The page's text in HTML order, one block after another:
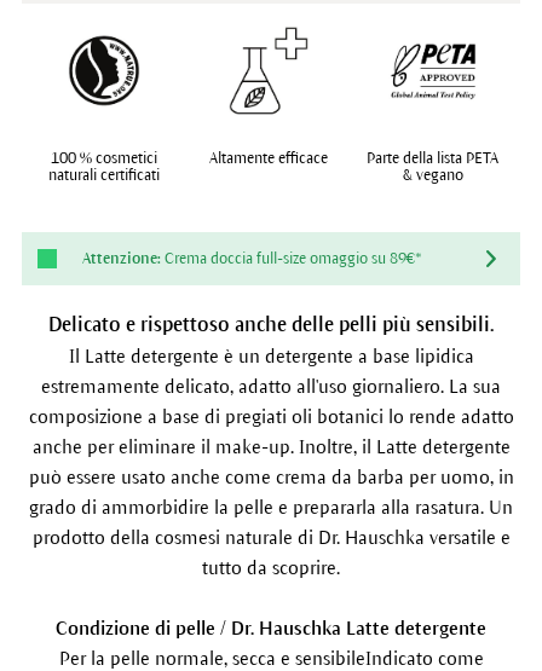
Delicato e rispettoso anche delle pelli più sensibili.
Il Latte detergente è un detergente a base lipidica
estremamente delicato, adatto all'uso giornaliero. La sua
composizione a base di pregiati oli botanici lo rende adatto
anche per eliminare il make-up. Inoltre, il Latte detergente
può essere usato anche come crema da barba per uomo, in
grado di ammorbidire la pelle e prepararla alla rasatura. Un
prodotto della cosmesi naturale di Dr. Hauschka versatile e
tutto da scoprire.
Condizione di pelle / Dr. Hauschka Latte detergente
Per la pelle normale, secca e sensibileIndicato come
100 % cosmetici
naturali certificati
Altamente efficace
Parte della lista PETA
& vegano
Attenzione: Crema doccia full-size omaggio su 89€*